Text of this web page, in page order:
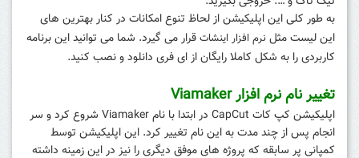
به طور کلی این اپلیکیشن از لحاظ تنوع امکانات در کنار بهترین های
این لیست مثل نرم افزار اینشات قرار می گیرد. شما می توانید این برنامه
کاربردی را به شکل کاملا رایگان از ای فری دانلود و نصب کنید.
تغییر نام نرم افزار Viamaker
اپلیکیشن کپ کات CapCut در ابتدا با نام Viamaker شروع کرد و سر
انجام پس از چند مدت به این نام تغییر کرد. این اپلیکیشن توسط
کمپانی پر سابقه که پروژه های موفق دیگری را نیز در این زمینه داشته